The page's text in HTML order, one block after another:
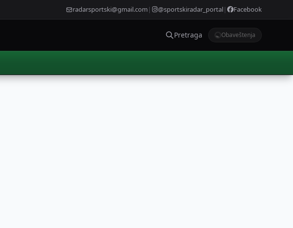
radarsportski@gmail.com | @sportskiradar_portal| Facebook
Pretraga Obaveštenja